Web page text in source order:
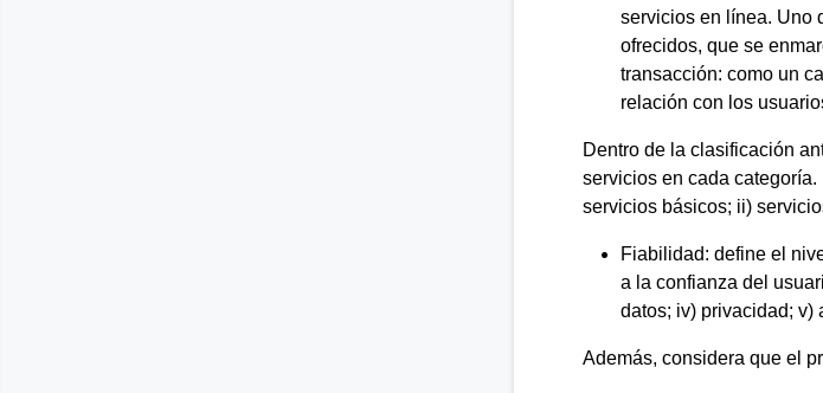
servicios en línea. Uno
ofrecidos, que se
transacción: como un
relación con los
Dentro de la clasificación
servicios en cada
servicios básicos; ii)
Fiabilidad: define el
a la confianza del
datos; iv) privacidad; v)
Además, considera que el